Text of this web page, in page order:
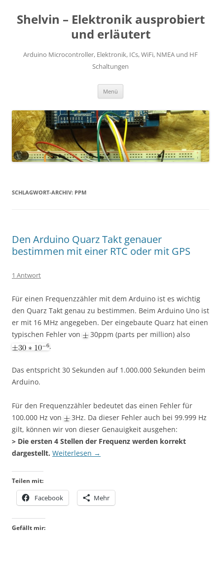
springen
Shelvin – Elektronik ausprobiert
und erläutert
Arduino Microcontroller, Elektronik, ICs, WiFi, NMEA und HF
Schaltungen
Menü
SCHLAGWORT-ARCHIV: PPM
Den Arduino Quarz Takt genauer
bestimmen mit einer RTC oder mit GPS
1 Antwort
Für einen Frequenzzähler mit dem Arduino ist es wichtig
den Quarz Takt genau zu bestimmen. Beim Arduino Uno ist
er mit 16 MHz angegeben. Der eingebaute Quarz hat einen
typischen Fehler von
30ppm (parts per million) also
.
Das entspricht 30 Sekunden auf 1.000.000 Sekunden beim
Arduino.
Für den Frequenzzähler bedeutet das einen Fehler für
100.000 Hz von
3Hz. Da dieser Fehler auch bei 99.999 Hz
gilt, können wir von dieser Genauigkeit ausgehen:
> Die ersten 4 Stellen der Frequenz werden korrekt
dargestellt. Weiterlesen →
Teilen mit:
Facebook Mehr
Gefällt mir: